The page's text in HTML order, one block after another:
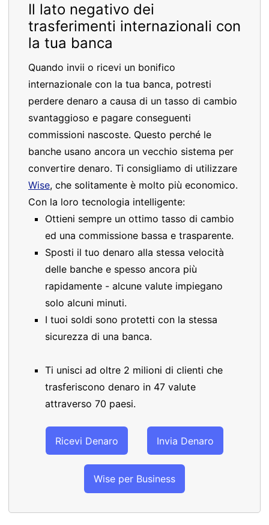
Il lato negativo dei
trasferimenti internazionali con
la tua banca
Quando invii o ricevi un bonifico
internazionale con la tua banca, potresti
perdere denaro a causa di un tasso di cambio
svantaggioso e pagare conseguenti
commissioni nascoste. Questo perché le
banche usano ancora un vecchio sistema per
convertire denaro. Ti consigliamo di utilizzare
Wise, che solitamente è molto più economico.
Con la loro tecnologia intelligente:
Ottieni sempre un ottimo tasso di cambio
ed una commissione bassa e trasparente.
Sposti il tuo denaro alla stessa velocità
delle banche e spesso ancora più
rapidamente - alcune valute impiegano
solo alcuni minuti.
I tuoi soldi sono protetti con la stessa
sicurezza di una banca.
Ti unisci ad oltre 2 milioni di clienti che
trasferiscono denaro in 47 valute
attraverso 70 paesi.
Ricevi Denaro Invia Denaro
Wise per Business